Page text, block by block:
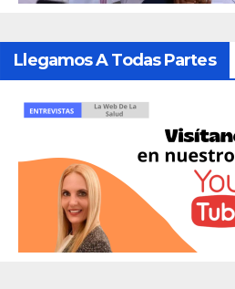
Llegamos A Todas Partes